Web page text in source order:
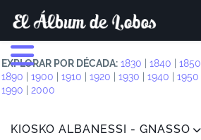
EXPLORAR POR DÉCADA: 1830 1840 1850
1890
1900 1910 1920 1930 1940 1950
1990
2000
KIOSKO ALBANESSI - GNASSO